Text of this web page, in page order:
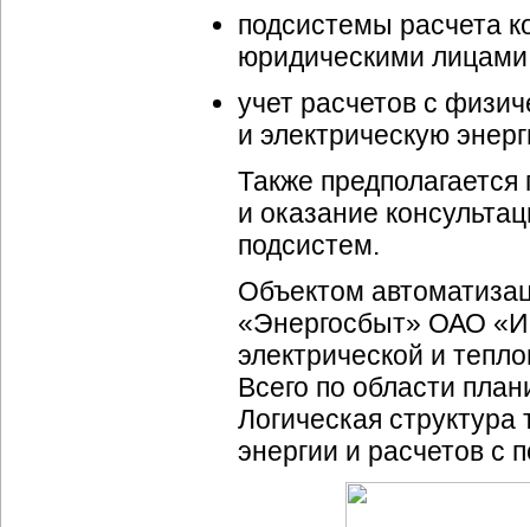
подсистемы расчета
юридическими
учет расчетов с
и электрическую
Также
и оказание
подсистем.
Объектом
«Энергосбыт» ОАО
электрической и
Всего по области
Логическая структура
энергии и расчетов с